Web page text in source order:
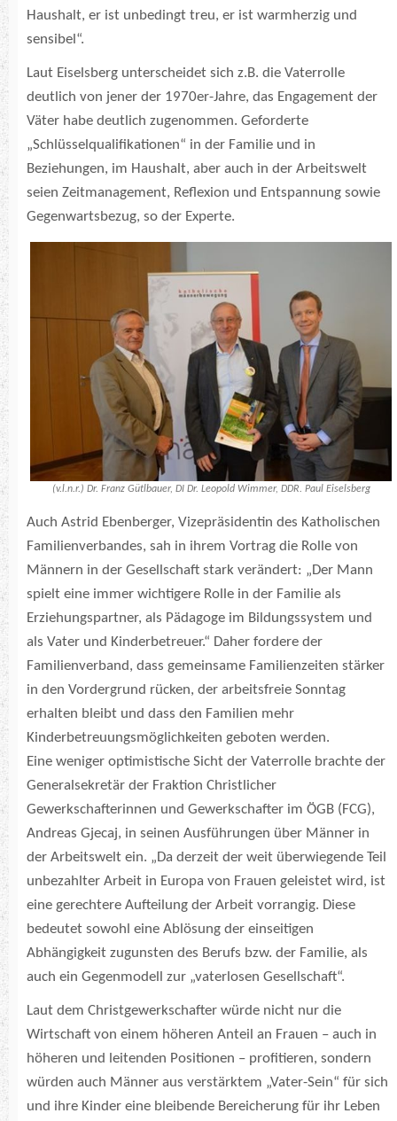
Haushalt, er ist unbedingt treu, er ist warmherzig und
sensibel“.
Laut Eiselsberg unterscheidet sich z.B. die Vaterrolle
deutlich von jener der 1970er-Jahre, das Engagement der
Väter habe deutlich zugenommen. Geforderte
„Schlüsselqualifikationen“ in der Familie und in
Beziehungen, im Haushalt, aber auch in der Arbeitswelt
seien Zeitmanagement, Reflexion und Entspannung sowie
Gegenwartsbezug, so der Experte.
(v.l.n.r.) Dr. Franz Gütlbauer, DI Dr. Leopold Wimmer, DDR. Paul Eiselsberg
Auch Astrid Ebenberger, Vizepräsidentin des Katholischen
Familienverbandes, sah in ihrem Vortrag die Rolle von
Männern in der Gesellschaft stark verändert: „Der Mann
spielt eine immer wichtigere Rolle in der Familie als
Erziehungspartner, als Pädagoge im Bildungssystem und
als Vater und Kinderbetreuer.“ Daher fordere der
Familienverband, dass gemeinsame Familienzeiten stärker
in den Vordergrund rücken, der arbeitsfreie Sonntag
erhalten bleibt und dass den Familien mehr
Kinderbetreuungsmöglichkeiten geboten werden.
Eine weniger optimistische Sicht der Vaterrolle brachte der
Generalsekretär der Fraktion Christlicher
Gewerkschafterinnen und Gewerkschafter im ÖGB (FCG),
Andreas Gjecaj, in seinen Ausführungen über Männer in
der Arbeitswelt ein. „Da derzeit der weit überwiegende Teil
unbezahlter Arbeit in Europa von Frauen geleistet wird, ist
eine gerechtere Aufteilung der Arbeit vorrangig. Diese
bedeutet sowohl eine Ablösung der einseitigen
Abhängigkeit zugunsten des Berufs bzw. der Familie, als
auch ein Gegenmodell zur „vaterlosen Gesellschaft“.
Laut dem Christgewerkschafter würde nicht nur die
Wirtschaft von einem höheren Anteil an Frauen – auch in
höheren und leitenden Positionen – profitieren, sondern
würden auch Männer aus verstärktem „Vater-Sein“ für sich
und ihre Kinder eine bleibende Bereicherung für ihr Leben